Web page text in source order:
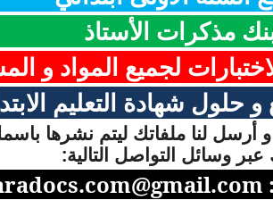
مذكرات الأستاذ
لجميع المواد و
حلول شهادة التعليم
لنا ملفاتك ليتم نشرها
وسائل التواصل التالية: